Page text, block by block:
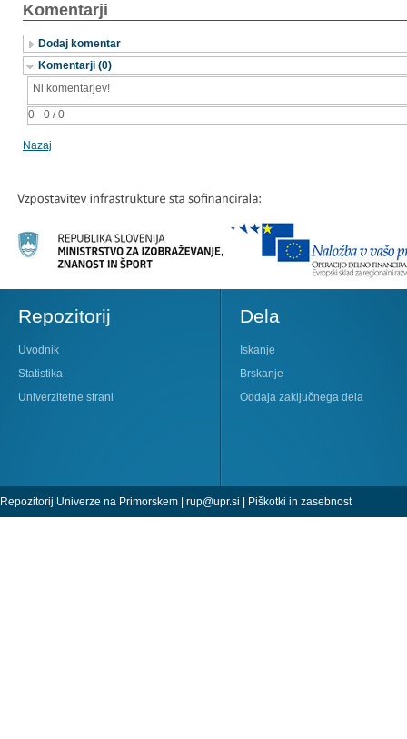
Komentarji
Dodaj komentar
Komentarji (0)
0 - 0 / 0
Ni komentarjev!
Nazaj
Repozitorij
Uvodnik
Statistika
Univerzitetne strani
Dela
Iskanje
Brskanje
Oddaja zaključnega dela
Repozitorij Univerze na Primorskem | rup@upr.si Piškotki in zasebnost